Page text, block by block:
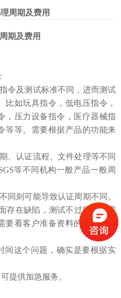
周期及费用
期及费用
令及测试标准不同，进而测试
如玩具指令，低电压指令，
，压力设备指令，医疗器械指
等等。需要根据产品的功能来
、认证流程、文件处理等不同
等不同机构一般产品一般周
同则可能导致认证周期不同。
存在缺陷，测试不过则可能需
看客户准备资料的完善度和
间这个问题，确实是要根据实
提供加急服务。